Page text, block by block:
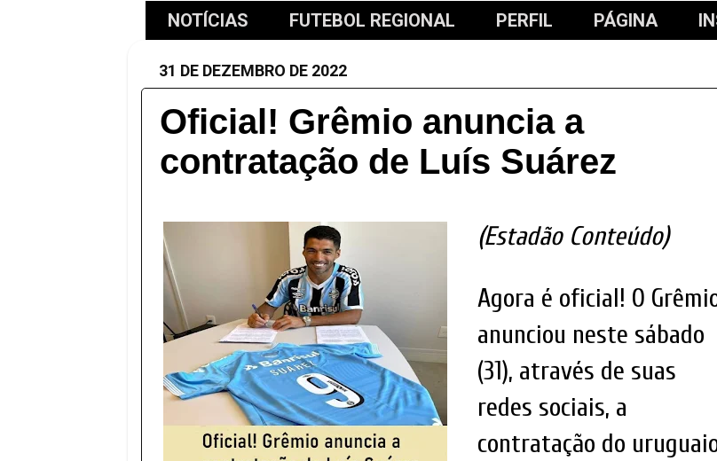
NOTÍCIAS FUTEBOL REGIONAL PERFIL PÁGINA
31 DE DEZEMBRO DE 2022
Oficial! Grêmio anuncia a
contratação de Luís Suárez
(Estadão Conteúdo)
Agora é oficial! O
anunciou neste sábado
(31), através de suas
redes sociais, a
contratação do